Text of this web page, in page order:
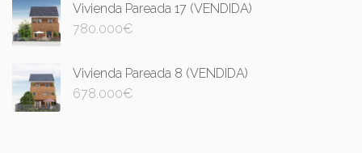
Vivienda Pareada 17 (VENDIDA)
780.000€
Vivienda Pareada 8 (VENDIDA)
678.000€